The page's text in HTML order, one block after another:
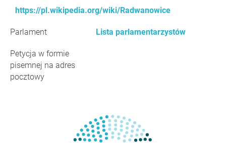
https://pl.wikipedia.org/wiki/Radwanowice
Parlament Lista parlamentarzystów
Petycja w formie
pisemnej na adres
pocztowy